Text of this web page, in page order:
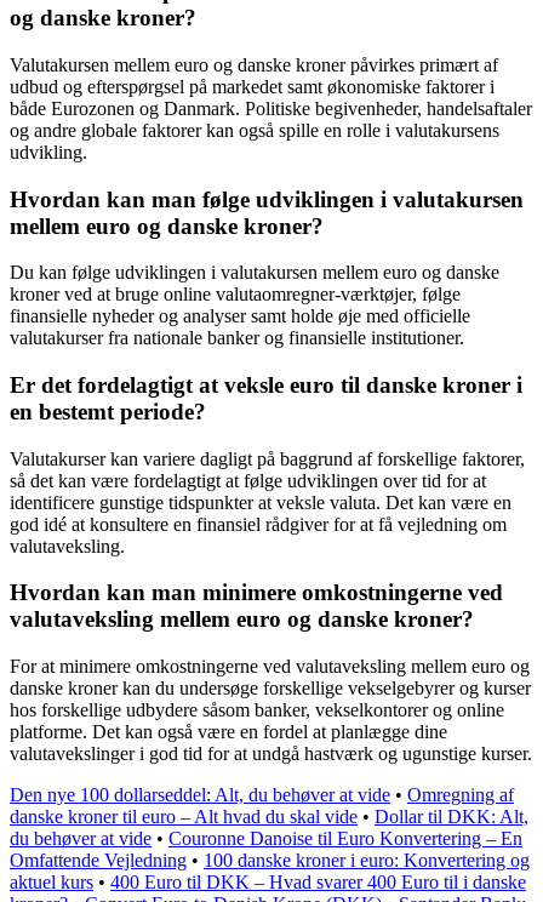
og danske kroner?
Valutakursen mellem euro og danske kroner påvirkes primært af
udbud og efterspørgsel på markedet samt økonomiske faktorer i
både Eurozonen og Danmark. Politiske begivenheder, handelsaftaler
og andre globale faktorer kan også spille en rolle i valutakursens
udvikling.
Hvordan kan man følge udviklingen i valutakursen
mellem euro og danske kroner?
Du kan følge udviklingen i valutakursen mellem euro og danske
kroner ved at bruge online valutaomregner-værktøjer, følge
finansielle nyheder og analyser samt holde øje med officielle
valutakurser fra nationale banker og finansielle institutioner.
Er det fordelagtigt at veksle euro til danske kroner i
en bestemt periode?
Valutakurser kan variere dagligt på baggrund af forskellige faktorer,
så det kan være fordelagtigt at følge udviklingen over tid for at
identificere gunstige tidspunkter at veksle valuta. Det kan være en
god idé at konsultere en finansiel rådgiver for at få vejledning om
valutaveksling.
Hvordan kan man minimere omkostningerne ved
valutaveksling mellem euro og danske kroner?
For at minimere omkostningerne ved valutaveksling mellem euro og
danske kroner kan du undersøge forskellige vekselgebyrer og kurser
hos forskellige udbydere såsom banker, vekselkontorer og online
platforme. Det kan også være en fordel at planlægge dine
valutavekslinger i god tid for at undgå hastværk og ugunstige kurser.
Den nye 100 dollarseddel: Alt, du behøver at vide • Omregning af
danske kroner til euro – Alt hvad du skal vide • Dollar til DKK: Alt,
du behøver at vide • Couronne Danoise til Euro Konvertering – En
Omfattende Vejledning • 100 danske kroner i euro: Konvertering og
aktuel kurs • 400 Euro til DKK – Hvad svarer 400 Euro til i danske